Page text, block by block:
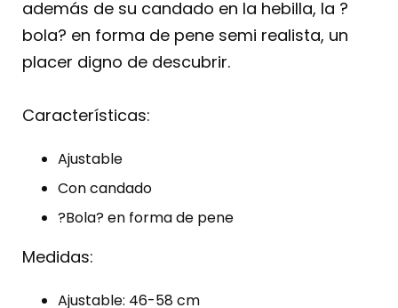
además de su candado en la hebilla, la ?
bola? en forma de pene semi realista, un
placer digno de descubrir.
Características:
Ajustable
Con candado
?Bola? en forma de pene
Medidas:
Ajustable: 46-58 cm